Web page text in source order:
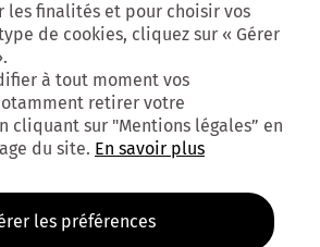
les finalités et pour choisir vos
de cookies, cliquez sur « Gérer
à tout moment vos
retirer votre
cliquant sur "Mentions légales” en
du site. En savoir plus
les préférences